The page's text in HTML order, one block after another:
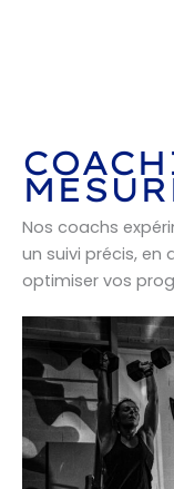
Nos coachs
un suivi précis,
optimiser vos